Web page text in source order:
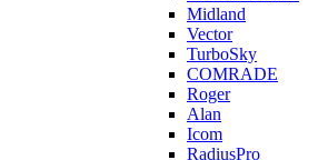
Midland
Vector
TurboSky
COMRADE
Roger
Alan
Icom
RadiusPro